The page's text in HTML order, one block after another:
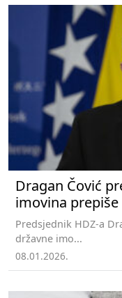
Dragan Čović
imovina prepiše
Predsjednik HDZ-a
državne imo...
08.01.2026.